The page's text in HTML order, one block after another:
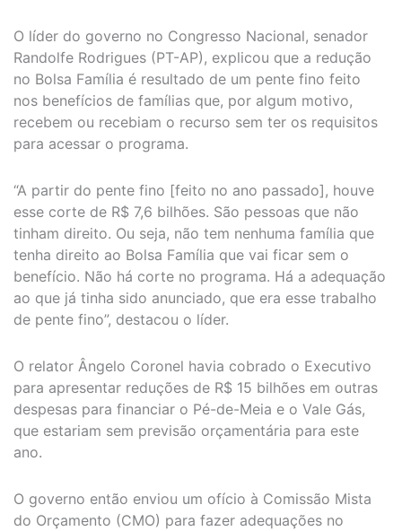
O líder do governo no Congresso Nacional, senador
Randolfe Rodrigues (PT-AP), explicou que a redução
no Bolsa Família é resultado de um pente fino feito
nos benefícios de famílias que, por algum motivo,
recebem ou recebiam o recurso sem ter os requisitos
para acessar o programa.
“A partir do pente fino [feito no ano passado], houve
esse corte de R$ 7,6 bilhões. São pessoas que não
tinham direito. Ou seja, não tem nenhuma família que
tenha direito ao Bolsa Família que vai ficar sem o
benefício. Não há corte no programa. Há a adequação
ao que já tinha sido anunciado, que era esse trabalho
de pente fino”, destacou o líder.
O relator Ângelo Coronel havia cobrado o Executivo
para apresentar reduções de R$ 15 bilhões em outras
despesas para financiar o Pé-de-Meia e o Vale Gás,
que estariam sem previsão orçamentária para este
ano.
O governo então enviou um ofício à Comissão Mista
do Orçamento (CMO) para fazer adequações no